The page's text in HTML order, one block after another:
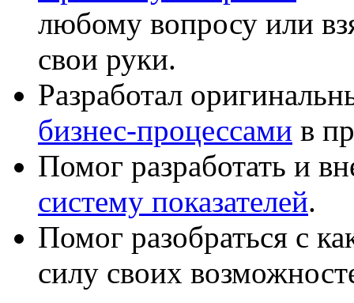
любому вопросу или
свои руки.
Разработал
бизнес-процессами в
Помог разработать и
систему показателей.
Помог разобраться с
силу своих